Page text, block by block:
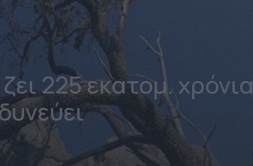
ζει 225 εκατομ. χρόνια